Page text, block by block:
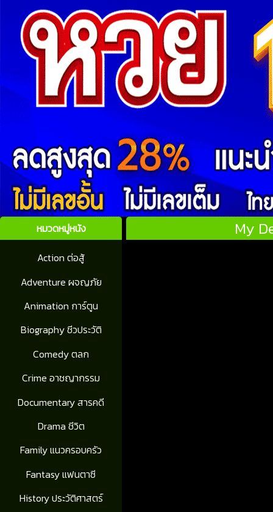
หมวดหมู่หนัง
Action ต่อสู้
Adventure ผจญภัย
Animation การ์ตูน
Biography ชีวประวัติ
Comedy ตลก
Crime อาชญากรรม
Documentary สารคดี
Drama ชีวิต
Family แนวครอบครัว
Fantasy แฟนตาซี
History ประวัติศาสตร์
My